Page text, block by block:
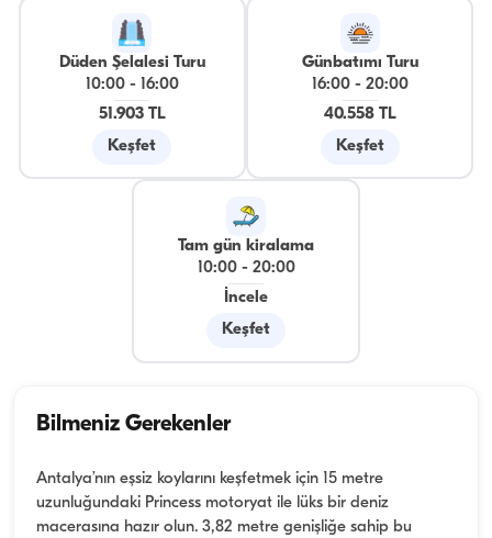
Düden Şelalesi Turu
10:00-
16:00
51.903 TL
Keşfet
Günbatımı Turu
16:00- 20:00
40.558 TL
Keşfet
Tam gün kiralama
10:00- 20:00
İncele
Keşfet
Bilmeniz Gerekenler
Antalya’nın eşsiz koylarını keşfetmek için 15 metre
uzunluğundaki Princess motoryat ile lüks bir deniz
macerasına hazır olun. 3,82 metre genişliğe sahip bu